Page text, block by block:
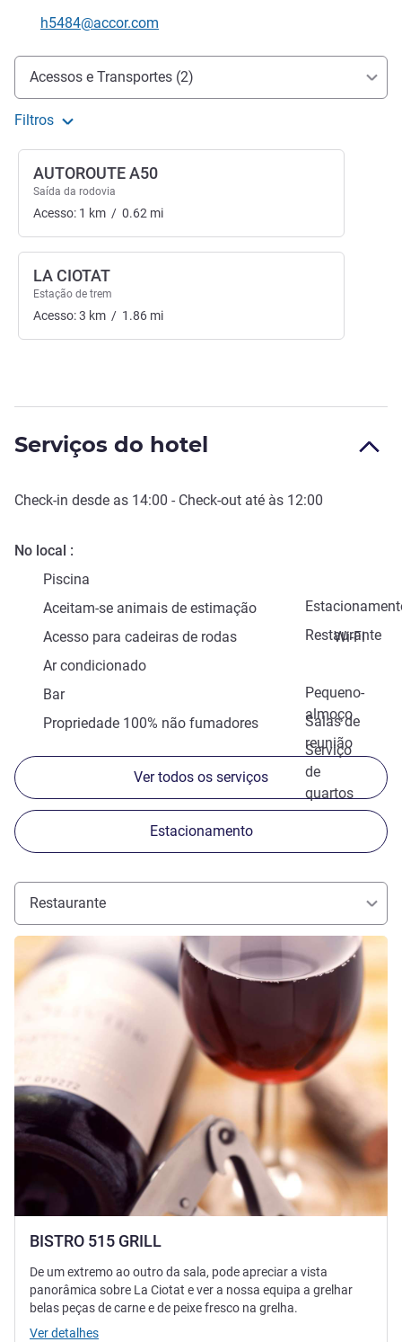
E-mail de contacto
h5484@accor.com
Acesso e transporte
Acessos e Transportes (2)
Filtros
AUTOROUTE A50
Saída da rodovia
Acesso: 1 km / 0.62 mi
LA CIOTAT
Estação de trem
Acesso:3 km / 1.86 mi
Serviços do hotel
Check-in desde as 14:00 - Check-out até às 12:00
No local
Piscina
Aceitam-se animais de estimação
Restaurante
Acesso para cadeiras de rodas
Wi-Fi
Ar condicionado
Pequeno-
almoço
Bar
Salas de
reunião
Propriedade 100% não fumadores
Serviço
de
quartos
Ver todos os serviços
Estacionamento
Restaurante
BISTRO 515 GRILL
Ver detalhes
De um extremo ao outro da sala, pode apreciar a vista
panorâmica sobre La Ciotat e ver a nossa equipa a grelhar
belas peças de carne e de peixe fresco na grelha.
Ver detalhes